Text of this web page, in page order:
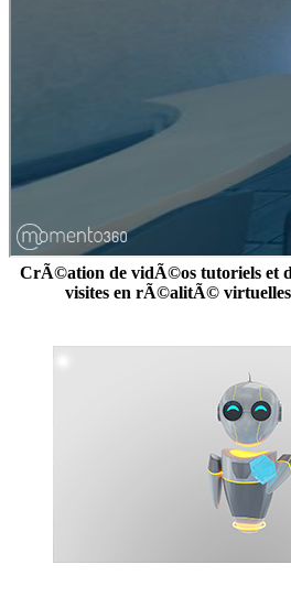
CrÃ©ation de vidÃ©os tutoriels et
visites en rÃ©alitÃ©